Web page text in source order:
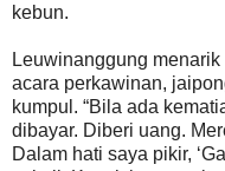
kebun.
Leuwinanggung
acara perkawinan,
kumpul. “Bila ada
dibayar. Diberi uang.
Dalam hati saya pikir,